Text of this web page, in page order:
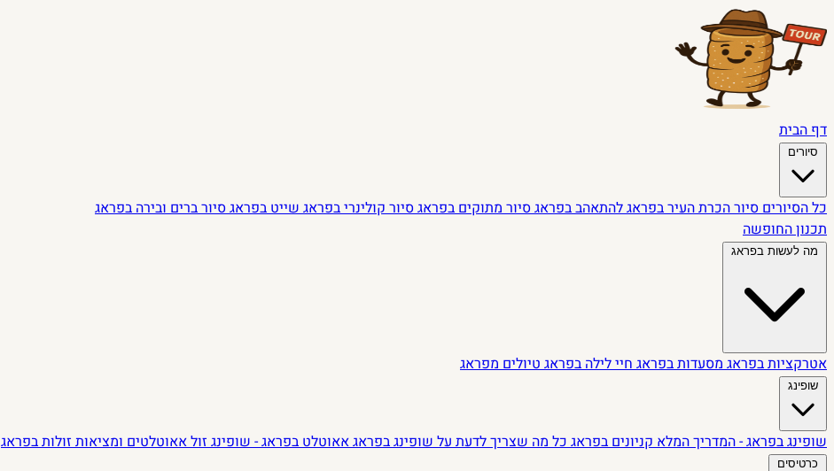
דף הבית
סיורים
כל הסיוריםסיור הכרת העיר בפראגלהתאהב בפראגסיור מתוקים בפראגסיור קולינרי בפראגשייט בפראגסיור ברים ובירה בפראג
תכנון החופשה
מה לעשות בפראג
אטרקציות בפראגמסעדות בפראגחיי לילה בפראגטיולים מפראג
שופינג
שופינג בפראג - המדריך המלאקניונים בפראגכל מה שצריך לדעת על שופינג בפראגאאוטלט בפראג - שופינג זולאאוטלטים ומציאות זולות בפראג
כרטיסים